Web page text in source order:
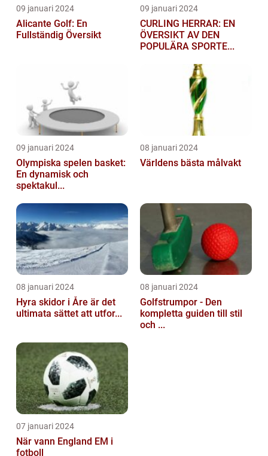
09 januari 2024
Alicante Golf: En
Fullständig Översikt
09 januari 2024
CURLING HERRAR: EN
ÖVERSIKT AV DEN
POPULÄRA SPORTE...
09 januari 2024
Olympiska spelen basket:
En dynamisk och
spektakul...
08 januari 2024
Världens bästa målvakt
08 januari 2024
Hyra skidor i Åre är det
ultimata sättet att utfor...
08 januari 2024
Golfstrumpor - Den
kompletta guiden till stil
och ...
07 januari 2024
När vann England EM i
fotboll